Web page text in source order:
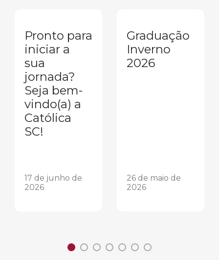
Pronto para
iniciar a
sua
jornada?
Seja bem-
vindo(a) a
Católica
SC!
17 de junho de
2026
Graduação
Inverno
2026
26 de maio de
2026